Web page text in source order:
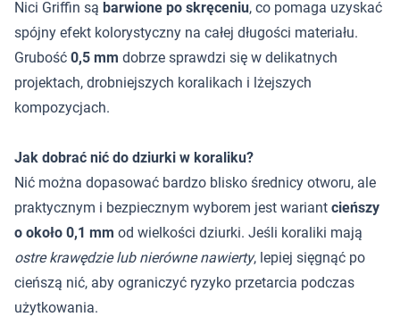
Nici Griffin są barwione po skręceniu, co pomaga uzyskać
spójny efekt kolorystyczny na całej długości materiału.
Grubość 0,5 mm dobrze sprawdzi się w delikatnych
projektach, drobniejszych koralikach i lżejszych
kompozycjach.
Jak dobrać nić do dziurki w koraliku?
Nić można dopasować bardzo blisko średnicy otworu, ale
praktycznym i bezpiecznym wyborem jest wariant cieńszy
o około 0,1 mm od wielkości dziurki. Jeśli koraliki mają
ostre krawędzie lub nierówne nawierty, lepiej sięgnąć po
cieńszą nić, aby ograniczyć ryzyko przetarcia podczas
użytkowania.